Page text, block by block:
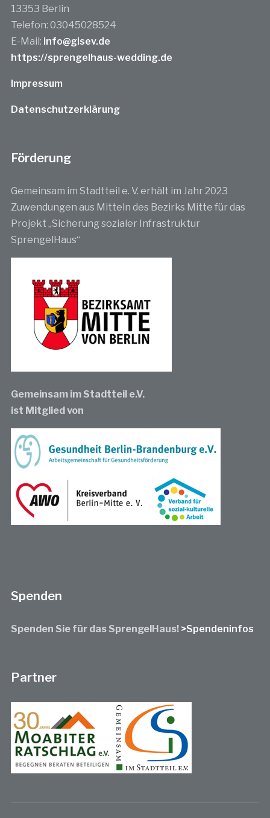
13353 Berlin
Telefon: 03045028524
E-Mail: info@gisev.de
https://sprengelhaus-wedding.de
Impressum
Datenschutzerklärung
Förderung
Gemeinsam im Stadtteil e. V. erhält im Jahr 2023
Zuwendungen aus Mitteln des Bezirks Mitte für das
Projekt „Sicherung sozialer Infrastruktur
SprengelHaus“
Gemeinsam im Stadtteil e.V.
ist Mitglied von
Spenden
Spenden Sie für das SprengelHaus! >Spendeninfos
Partner